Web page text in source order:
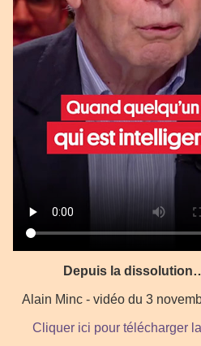
Depuis la
Alain Minc - vidéo du 3
Cliquer ici pour télécharger